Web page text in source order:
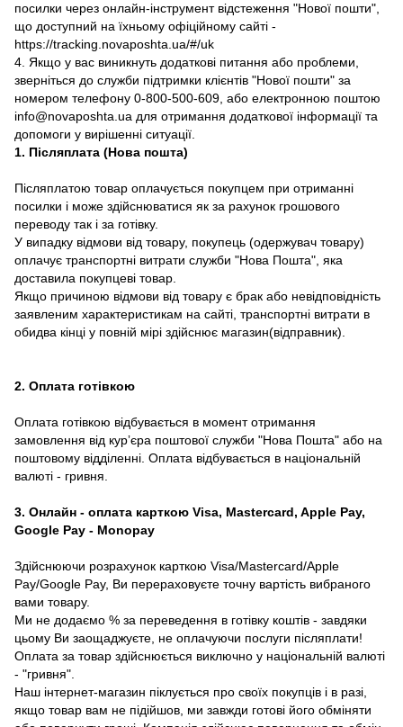
посилки через онлайн-інструмент відстеження "Нової пошти",
що доступний на їхньому офіційному сайті -
https://tracking.novaposhta.ua/#/uk
4. Якщо у вас виникнуть додаткові питання або проблеми,
зверніться до служби підтримки клієнтів "Нової пошти" за
номером телефону 0-800-500-609, або електронною поштою
info@novaposhta.ua для отримання додаткової інформації та
допомоги у вирішенні ситуації.
1. Післяплата (Нова пошта)
Післяплатою товар оплачується покупцем при отриманні
посилки і може здійснюватися як за рахунок грошового
переводу так і за готівку.
У випадку відмови від товару, покупець (одержувач товару)
оплачує транспортні витрати служби "Нова Пошта", яка
доставила покупцеві товар.
Якщо причиною відмови від товару є брак або невідповідність
заявленим характеристикам на сайті, транспортні витрати в
обидва кінці у повній мірі здійснює магазин(відправник).
2. Оплата готівкою
Оплата готівкою відбувається в момент отримання
замовлення від курʼєра поштової служби "Нова Пошта" або на
поштовому відділенні. Оплата відбувається в національній
валюті - гривня.
3. Онлайн - оплата карткою Visa, Mastercard, Apple Pay,
Google Pay - Monopay
Здійснюючи розрахунок карткою Visa/Mastercard/Apple
Pay/Google Pay, Ви перераховуєте точну вартість вибраного
вами товару.
Ми не додаємо % за переведення в готівку коштів - завдяки
цьому Ви заощаджуєте, не оплачуючи послуги післяплати!
Оплата за товар здійснюється виключно у національній валюті
- "гривня".
Наш інтернет-магазин піклується про своїх покупців і в разі,
якщо товар вам не підійшов, ми завжди готові його обміняти